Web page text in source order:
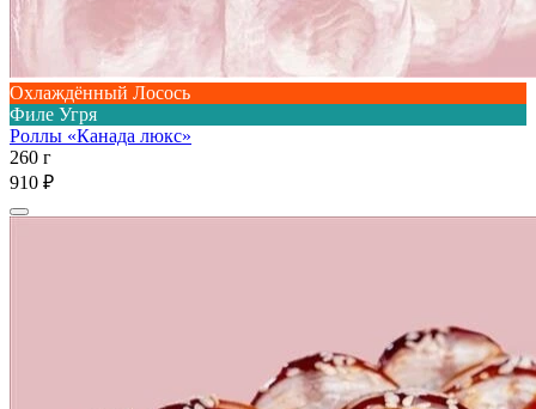
Охлаждённый Лосось
Филе Угря
Роллы «Канада люкс»
260 г
910 ₽